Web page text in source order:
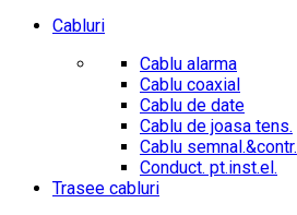
Cabluri
Cablu alarma
Cablu coaxial
Cablu de date
Cablu de joasa tens.
Cablu semnal.&contr.
Conduct. pt.inst.el.
Trasee cabluri